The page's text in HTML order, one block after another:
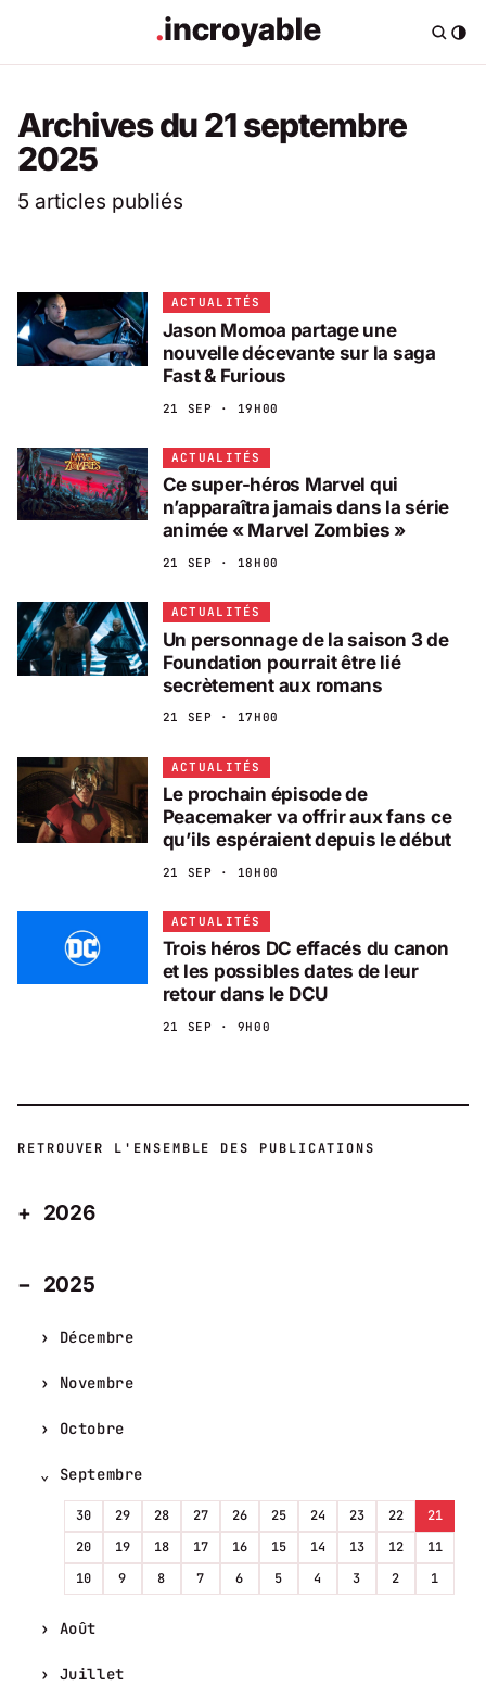
Archives du 21 septembre
2025
5 articles publiés
ACTUALITÉS
Jason Momoa partage une
nouvelle décevante sur la saga
Fast & Furious
21 SEP · 19H00
ACTUALITÉS
Ce super-héros Marvel qui
n’apparaîtra jamais dans la série
animée « Marvel Zombies »
21 SEP · 18H00
ACTUALITÉS
Un personnage de la saison 3 de
Foundation pourrait être lié
secrètement aux romans
21 SEP · 17H00
ACTUALITÉS
Le prochain épisode de
Peacemaker va offrir aux fans ce
qu’ils espéraient depuis le début
21 SEP · 10H00
ACTUALITÉS
Trois héros DC effacés du canon
et les possibles dates de leur
retour dans le DCU
21 SEP · 9H00
RETROUVER L'ENSEMBLE DES PUBLICATIONS
2026
2025
Décembre
Novembre
Octobre
Septembre
30 29 28 27 26 25 24 23 22
21
20
19 18 17 16 15 14 13 12
11
10
9 8 7 6 5 4 3 2 1
Août
Juillet